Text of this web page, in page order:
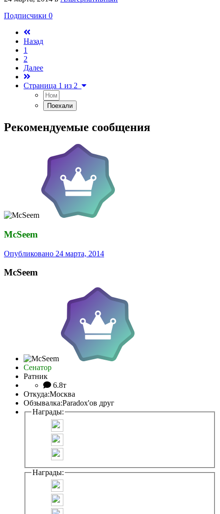
Подписчики 0
Назад
1
2
Далее
Страница 1 из 2
Рекомендуемые сообщения
McSeem
Опубликовано 24 марта, 2014
McSeem
Сенатор
Ратник
6.8т
Откуда:Москва
Обзывалка:Paradox'ов друг
Награды:
Награды: